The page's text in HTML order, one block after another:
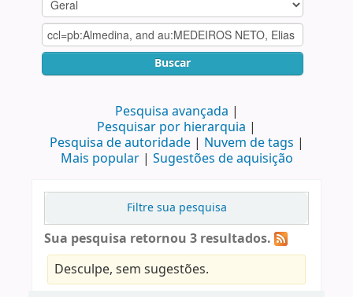
Buscar
Pesquisa avançada
Pesquisar por hierarquia
Pesquisa de autoridade
Nuvem de tags
Mais popular
Sugestões de aquisição
Filtre sua pesquisa
Sua pesquisa retornou 3 resultados.
Desculpe, sem sugestões.